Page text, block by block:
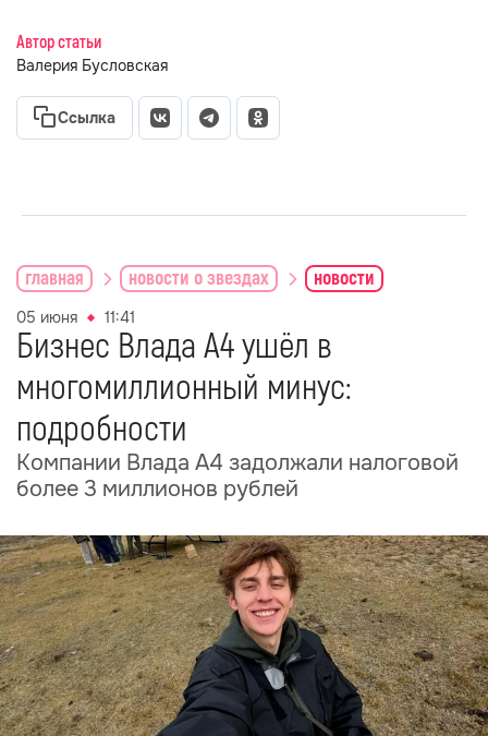
Автор статьи
Валерия Бусловская
Ссылка
главная новости о звездах новости
05 июня 11:41
Бизнес Влада А4 ушёл в
многомиллионный минус:
подробности
Компании Влада А4 задолжали налоговой
более 3 миллионов рублей